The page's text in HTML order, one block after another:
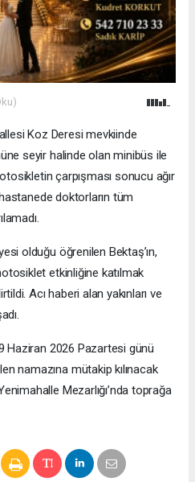
Koz Deresi mevkiinde
seyir halinde olan minibüs ile
çarpışması sonucu ağır
hastanede doktorların tüm
olduğu öğrenilen Bektaş’ın,
etkinliğine katılmak
Acı haberi alan yakınları ve
Haziran 2026 Pazartesi günü
namazına mütakip kılınacak
Mezarlığı’nda toprağa